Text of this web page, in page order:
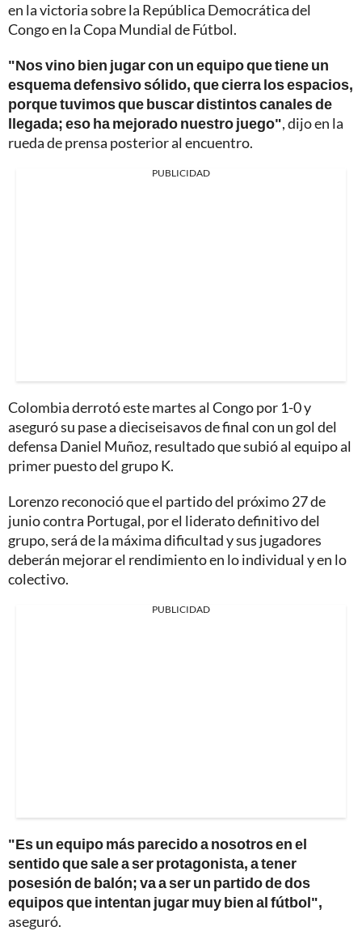
en la victoria sobre la República Democrática del
Congo en la Copa Mundial de Fútbol.
"Nos vino bien jugar con un equipo que tiene un
esquema defensivo sólido, que cierra los espacios,
porque tuvimos que buscar distintos canales de
llegada; eso ha mejorado nuestro juego", dijo en la
rueda de prensa posterior al encuentro.
PUBLICIDAD
Colombia derrotó este martes al Congo por 1-0 y
aseguró su pase a dieciseisavos de final con un gol del
defensa Daniel Muñoz, resultado que subió al equipo al
primer puesto del grupo K.
Lorenzo reconoció que el partido del próximo 27 de
junio contra Portugal, por el liderato definitivo del
grupo, será de la máxima dificultad y sus jugadores
deberán mejorar el rendimiento en lo individual y en lo
colectivo.
PUBLICIDAD
"Es un equipo más parecido a nosotros en el
sentido que sale a ser protagonista, a tener
posesión de balón; va a ser un partido de dos
equipos que intentan jugar muy bien al fútbol",
aseguró.